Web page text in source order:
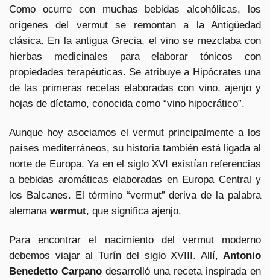
Como ocurre con muchas bebidas alcohólicas, los
orígenes del vermut se remontan a la Antigüedad
clásica. En la antigua Grecia, el vino se mezclaba con
hierbas medicinales para elaborar tónicos con
propiedades terapéuticas. Se atribuye a Hipócrates una
de las primeras recetas elaboradas con vino, ajenjo y
hojas de díctamo, conocida como “vino hipocrático”.
Aunque hoy asociamos el vermut principalmente a los
países mediterráneos, su historia también está ligada al
norte de Europa. Ya en el siglo XVI existían referencias
a bebidas aromáticas elaboradas en Europa Central y
los Balcanes. El término “vermut” deriva de la palabra
alemana wermut, que significa ajenjo.
Para encontrar el nacimiento del vermut moderno
debemos viajar al Turín del siglo XVIII. Allí, Antonio
Benedetto Carpano desarrolló una receta inspirada en